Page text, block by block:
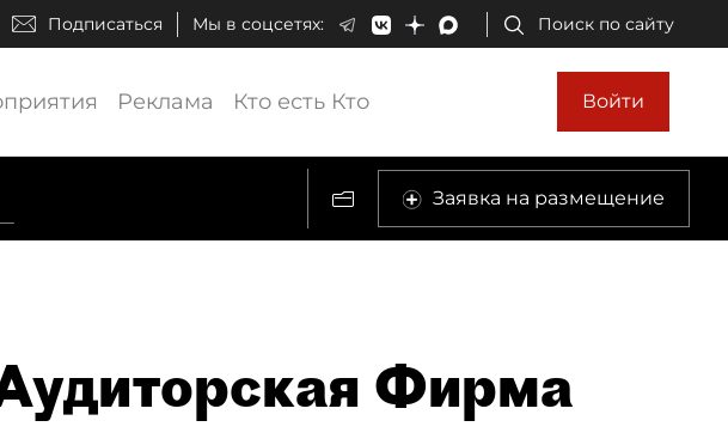
Подписаться Мы в соцсетях: Поиск по сайту
Реклама Кто есть Кто Войти
Заявка на размещение
Фирма